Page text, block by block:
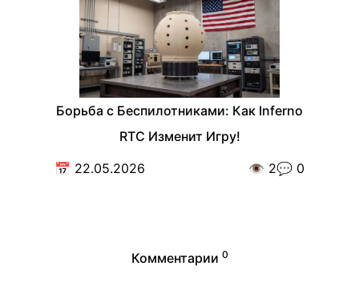
Борьба с Беспилотниками: Как Inferno
RTC Изменит Игру!
📅 22.05.2026 👁️ 2💬 0
Комментарии 0